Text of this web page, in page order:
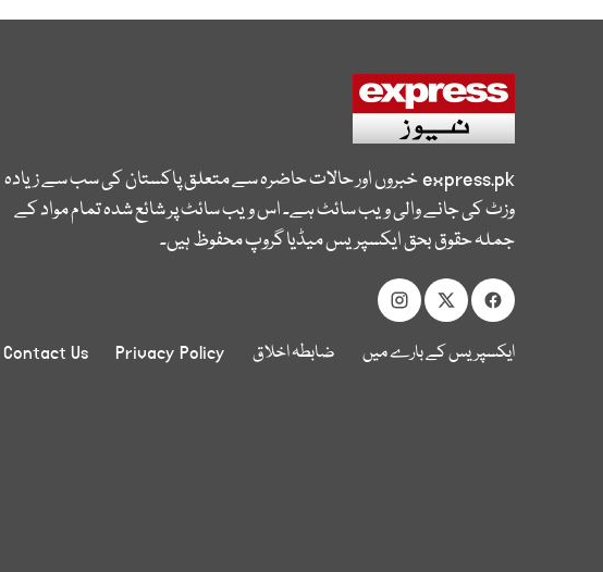
express.pkخبروں اور حالات حاضرہ سے متعلق پاکستان کی سب سے زیادہ
وزٹ کی جانے والی ویب سائٹ ہے۔ اس ویب سائٹ پر شائع شدہ تمام مواد کے
جملہ حقوق بحق ایکسپریس میڈیا گروپ محفوظ ہیں۔
ایکسپریس کے بارے میں ضابطہ اخلاق Privacy Policy
Contact Us